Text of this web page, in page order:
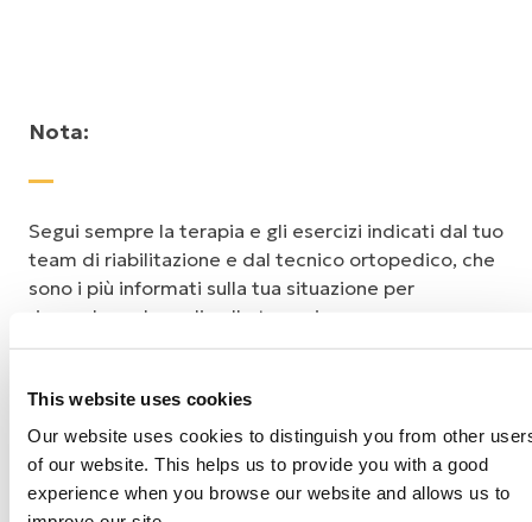
This website uses cookies
Our website uses cookies to distinguish you from other
of our website. This helps us to provide you with a good
experience when you browse our website and allows us to
Nota:
Segui sempre la terapia e gli esercizi indicati dal tuo
team di riabilitazione e dal tecnico ortopedico, che
sono i più informati sulla tua situazione per
rispondere al meglio alle tue esigenze.
Utilizzo della